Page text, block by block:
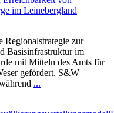
Regionalstrategie zur
Basisinfrastruktur im
mit Mitteln des Amts für
gefördert. S&W
...